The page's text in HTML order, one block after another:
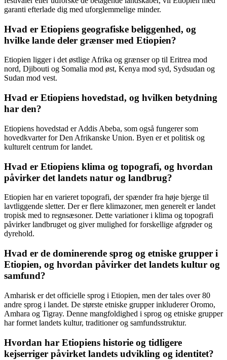
garanti efterlade dig med uforglemmelige minder.
Hvad er Etiopiens geografiske beliggenhed, og
hvilke lande deler grænser med Etiopien?
Etiopien ligger i det østlige Afrika og grænser op til Eritrea mod
nord, Djibouti og Somalia mod øst, Kenya mod syd, Sydsudan og
Sudan mod vest.
Hvad er Etiopiens hovedstad, og hvilken betydning
har den?
Etiopiens hovedstad er Addis Abeba, som også fungerer som
hovedkvarter for Den Afrikanske Union. Byen er et politisk og
kulturelt centrum for landet.
Hvad er Etiopiens klima og topografi, og hvordan
påvirker det landets natur og landbrug?
Etiopien har en varieret topografi, der spænder fra høje bjerge til
lavtliggende sletter. Der er flere klimazoner, men generelt er landet
tropisk med to regnsæsoner. Dette variationer i klima og topografi
påvirker landbruget og giver mulighed for forskellige afgrøder og
dyrehold.
Hvad er de dominerende sprog og etniske grupper i
Etiopien, og hvordan påvirker det landets kultur og
samfund?
Amharisk er det officielle sprog i Etiopien, men der tales over 80
andre sprog i landet. De største etniske grupper inkluderer Oromo,
Amhara og Tigray. Denne mangfoldighed i sprog og etniske grupper
har formet landets kultur, traditioner og samfundsstruktur.
Hvordan har Etiopiens historie og tidligere
kejserriger påvirket landets udvikling og identitet?